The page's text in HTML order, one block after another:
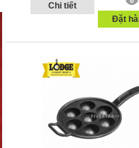
Chi tiết
Đặt